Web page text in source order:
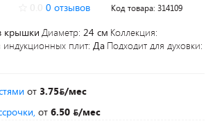
0 отзывов Код товара: 314109
крышки Диаметр: 24 см Коллекция:
индукционных плит: Да Подходит для духовки:
от 3.75 /мес
от 6.50
/мес